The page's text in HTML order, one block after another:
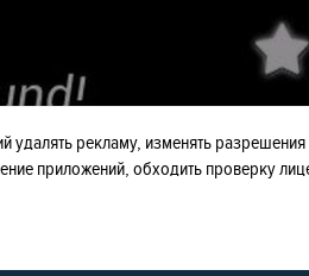
удалять рекламу, изменять разрешения
приложений, обходить проверку